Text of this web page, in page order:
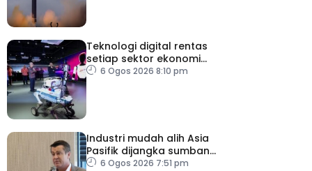
Teknologi digital rentas
setiap sektor ekonomi
diperkasa seiring
6 Ogos 2026 8:10 pm
Industri mudah alih Asia
Pasifik dijangka sumbang
AS$1.4 trilion menjelang
6 Ogos 2026 7:51 pm